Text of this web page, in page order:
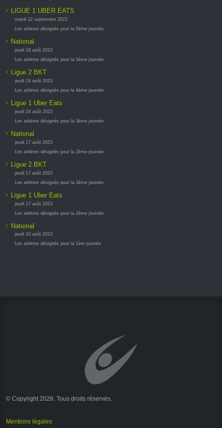
LIGUE 1 UBER EATS
mardi 12 septembre 2023
Les arbitres désignés pour la 5ème journée
National
jeudi 24 août 2023
Les arbitres désignés pour la 3ème journée
Ligue 2 BKT
jeudi 24 août 2023
Les arbitres désignés pour la 4ème journée
Ligue 1 Uber Eats
jeudi 24 août 2023
Les arbitres désignés pour la 3ème journée
National
jeudi 17 août 2023
Les arbitres désignés pour la 2ème journée
Ligue 2 BKT
jeudi 17 août 2023
Les arbitres désignés pour la 3ème journée
Ligue 1 Uber Eats
jeudi 17 août 2023
Les arbitres désignés pour la 2ème journée
National
jeudi 10 août 2023
Les arbitres désignés pour la 1ère journée
© Copyright 2026. Tous droits réservés.
Mentions légales